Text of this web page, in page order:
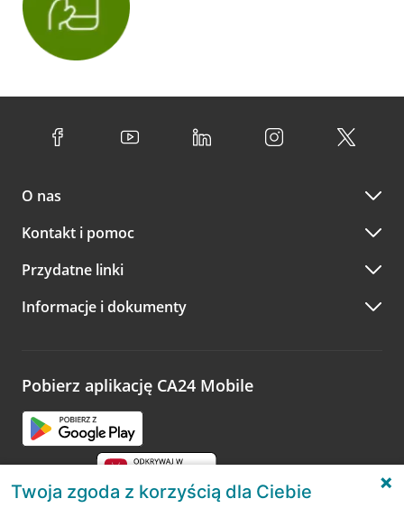
O nas
Kontakt i pomoc
Przydatne linki
Informacje i dokumenty
Pobierz aplikację CA24 Mobile
Twoja zgoda z korzyścią dla Ciebie